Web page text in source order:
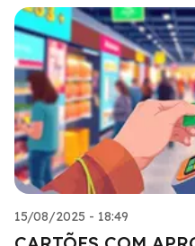
15/08/2025 - 18:49